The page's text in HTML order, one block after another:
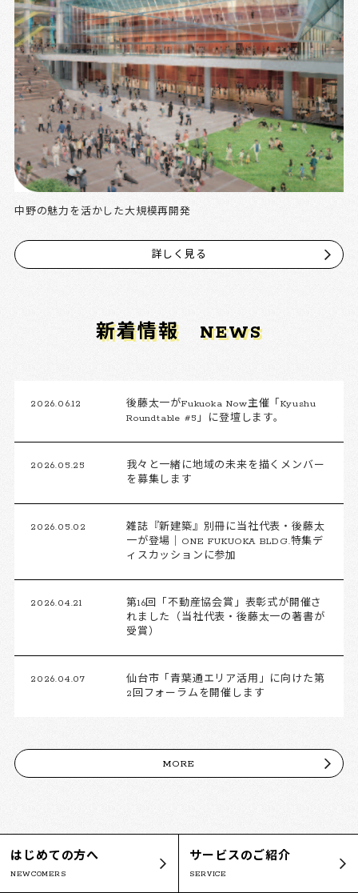
中野の魅力を活かした大規模再開発
詳しく見る
新着情報 NEWS
2026.06.12
後藤太一がFukuoka Now主催「Kyushu
Roundtable #5」に登壇します。
2026.05.25
我々と一緒に地域の未来を描くメンバー
を募集します
2026.05.02
雑誌『新建築』別冊に当社代表・後藤太
一が登場｜ONE FUKUOKA BLDG.特集デ
ィスカッションに参加
2026.04.21
第16回「不動産協会賞」表彰式が開催さ
れました（当社代表・後藤太一の著書が
受賞）
2026.04.07
仙台市「青葉通エリア活用」に向けた第
2回フォーラムを開催します
MORE
はじめての方へ
NEWCOMERS
サービスのご紹介
SERVICE